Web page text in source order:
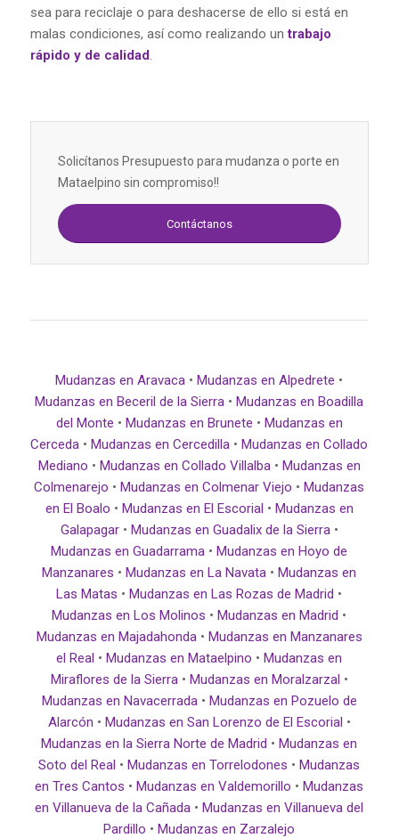
sea para reciclaje o para deshacerse de ello si está en
malas condiciones, así como realizando untrabajo
rápido y de calidad.
Solicítanos Presupuesto para mudanza o porte en
Mataelpino sin compromiso!!
Contáctanos
Mudanzas en Aravaca •Mudanzas en Alpedrete •
Mudanzas en Beceril de la Sierra •Mudanzas en Boadilla
del Monte • Mudanzas en Brunete • Mudanzas en
Cerceda •Mudanzas en Cercedilla •Mudanzas en Collado
Mediano • Mudanzas en Collado Villalba• Mudanzas en
Colmenarejo •Mudanzas en Colmenar Viejo •Mudanzas
en El Boalo • Mudanzas en El Escorial • Mudanzas en
Galapagar• Mudanzas en Guadalix de la Sierra•
Mudanzas en Guadarrama •Mudanzas en Hoyo de
Manzanares •Mudanzas en La Navata •Mudanzas en
Las Matas •Mudanzas en Las Rozas de Madrid •
Mudanzas en Los Molinos •Mudanzas en Madrid •
Mudanzas en Majadahonda• Mudanzas en Manzanares
el Real •Mudanzas en Mataelpino •Mudanzas en
Miraflores de la Sierra• Mudanzas en Moralzarzal •
Mudanzas en Navacerrada• Mudanzas en Pozuelo de
Alarcón • Mudanzas en San Lorenzo de El Escorial •
Mudanzas en la Sierra Norte de Madrid •Mudanzas en
Soto del Real •Mudanzas en Torrelodones •Mudanzas
en Tres Cantos •Mudanzas en Valdemorillo •Mudanzas
en Villanueva de la Cañada •Mudanzas en Villanueva del
Pardillo •Mudanzas en Zarzalejo